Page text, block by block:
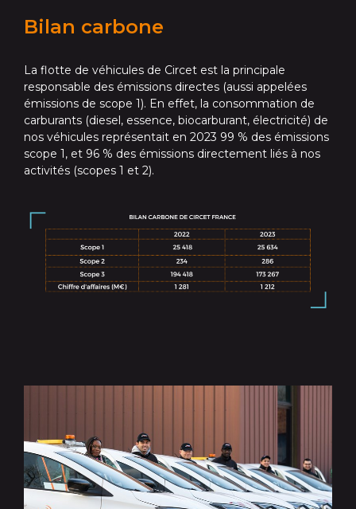
Bilan carbone
La flotte de véhicules de Circet est la principale
responsable des émissions directes (aussi appelées
émissions de scope 1). En effet, la consommation de
carburants (diesel, essence, biocarburant, électricité) de
nos véhicules représentait en 2023 99 % des émissions
scope 1, et 96 % des émissions directement liés à nos
activités (scopes 1 et 2).